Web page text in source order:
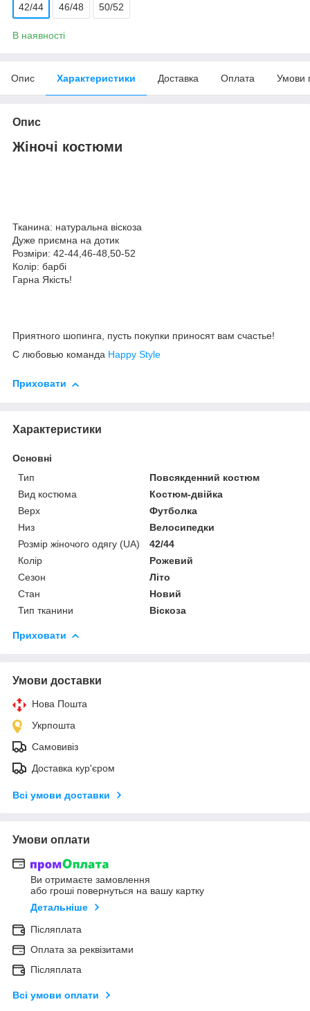
42/44 46/48 50/52
В наявності
Опис Характеристики Доставка Оплата Умови
Опис
Жіночі костюми
Тканина: натуральна віскоза
Дуже приємна на дотик
Розміри: 42-44,46-48,50-52
Колір: барбі
Гарна Якість!
Приятного шопинга, пусть покупки приносят вам счастье!
С любовью команда Happy Style
Приховати
Характеристики
Основні
Тип
Повсякденний костюм
Вид костюма
Костюм-двійка
Верх
Футболка
Низ
Велосипедки
Розмір жіночого одягу (UA)
42/44
Колір
Рожевий
Сезон
Літо
Стан
Новий
Тип тканини
Віскоза
Приховати
Умови доставки
Нова Пошта
Укрпошта
Самовивіз
Доставка кур'єром
Всі умови доставки
Умови оплати
Ви отримаєте замовлення
або гроші повернуться на вашу картку
Детальніше
Післяплата
Оплата за реквізитами
Післяплата
Всі умови оплати